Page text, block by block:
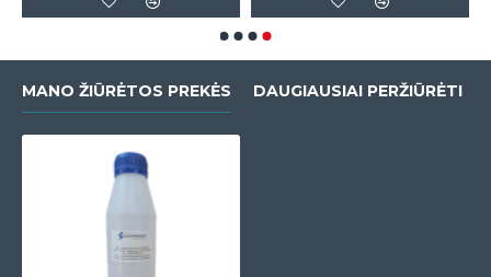
MANO ŽIŪRĖTOS PREKĖS DAUGIAUSIAI PERŽIŪRĖTI